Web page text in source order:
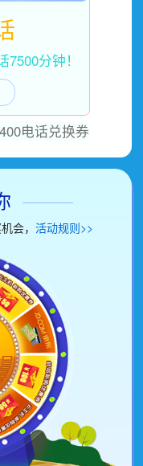
分钟！
电话兑换券
会， 活动规则>>